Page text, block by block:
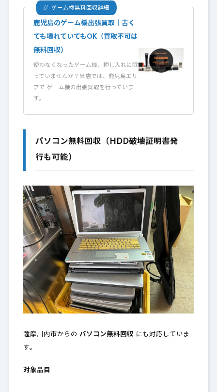
ゲーム機無料回収詳細
鹿児島のゲーム機出張買取｜古く
ても壊れていてもOK（買取不可は
無料回収）
使わなくなったゲーム機、押し入れに眠
っていませんか？当店では、鹿児島エリ
アで ゲーム機の出張買取を行っていま
す。……
パソコン無料回収（HDD破壊証明書発
行も可能）
薩摩川内市からの パソコン無料回収にも対応していま
す。
対象品目